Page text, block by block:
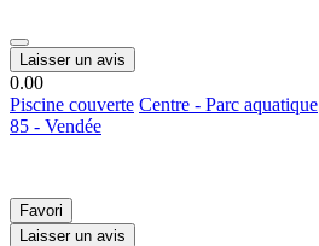
Laisser un avis
0.00
Piscine couverte Centre - Parc aquatique
85 - Vendée
Favori
Laisser un avis